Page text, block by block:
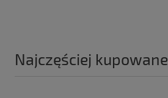
Najczęściej kupowane